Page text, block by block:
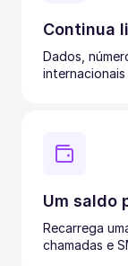
Continua
Dados,
internacionais
Um saldo
Recarrega
chamadas e